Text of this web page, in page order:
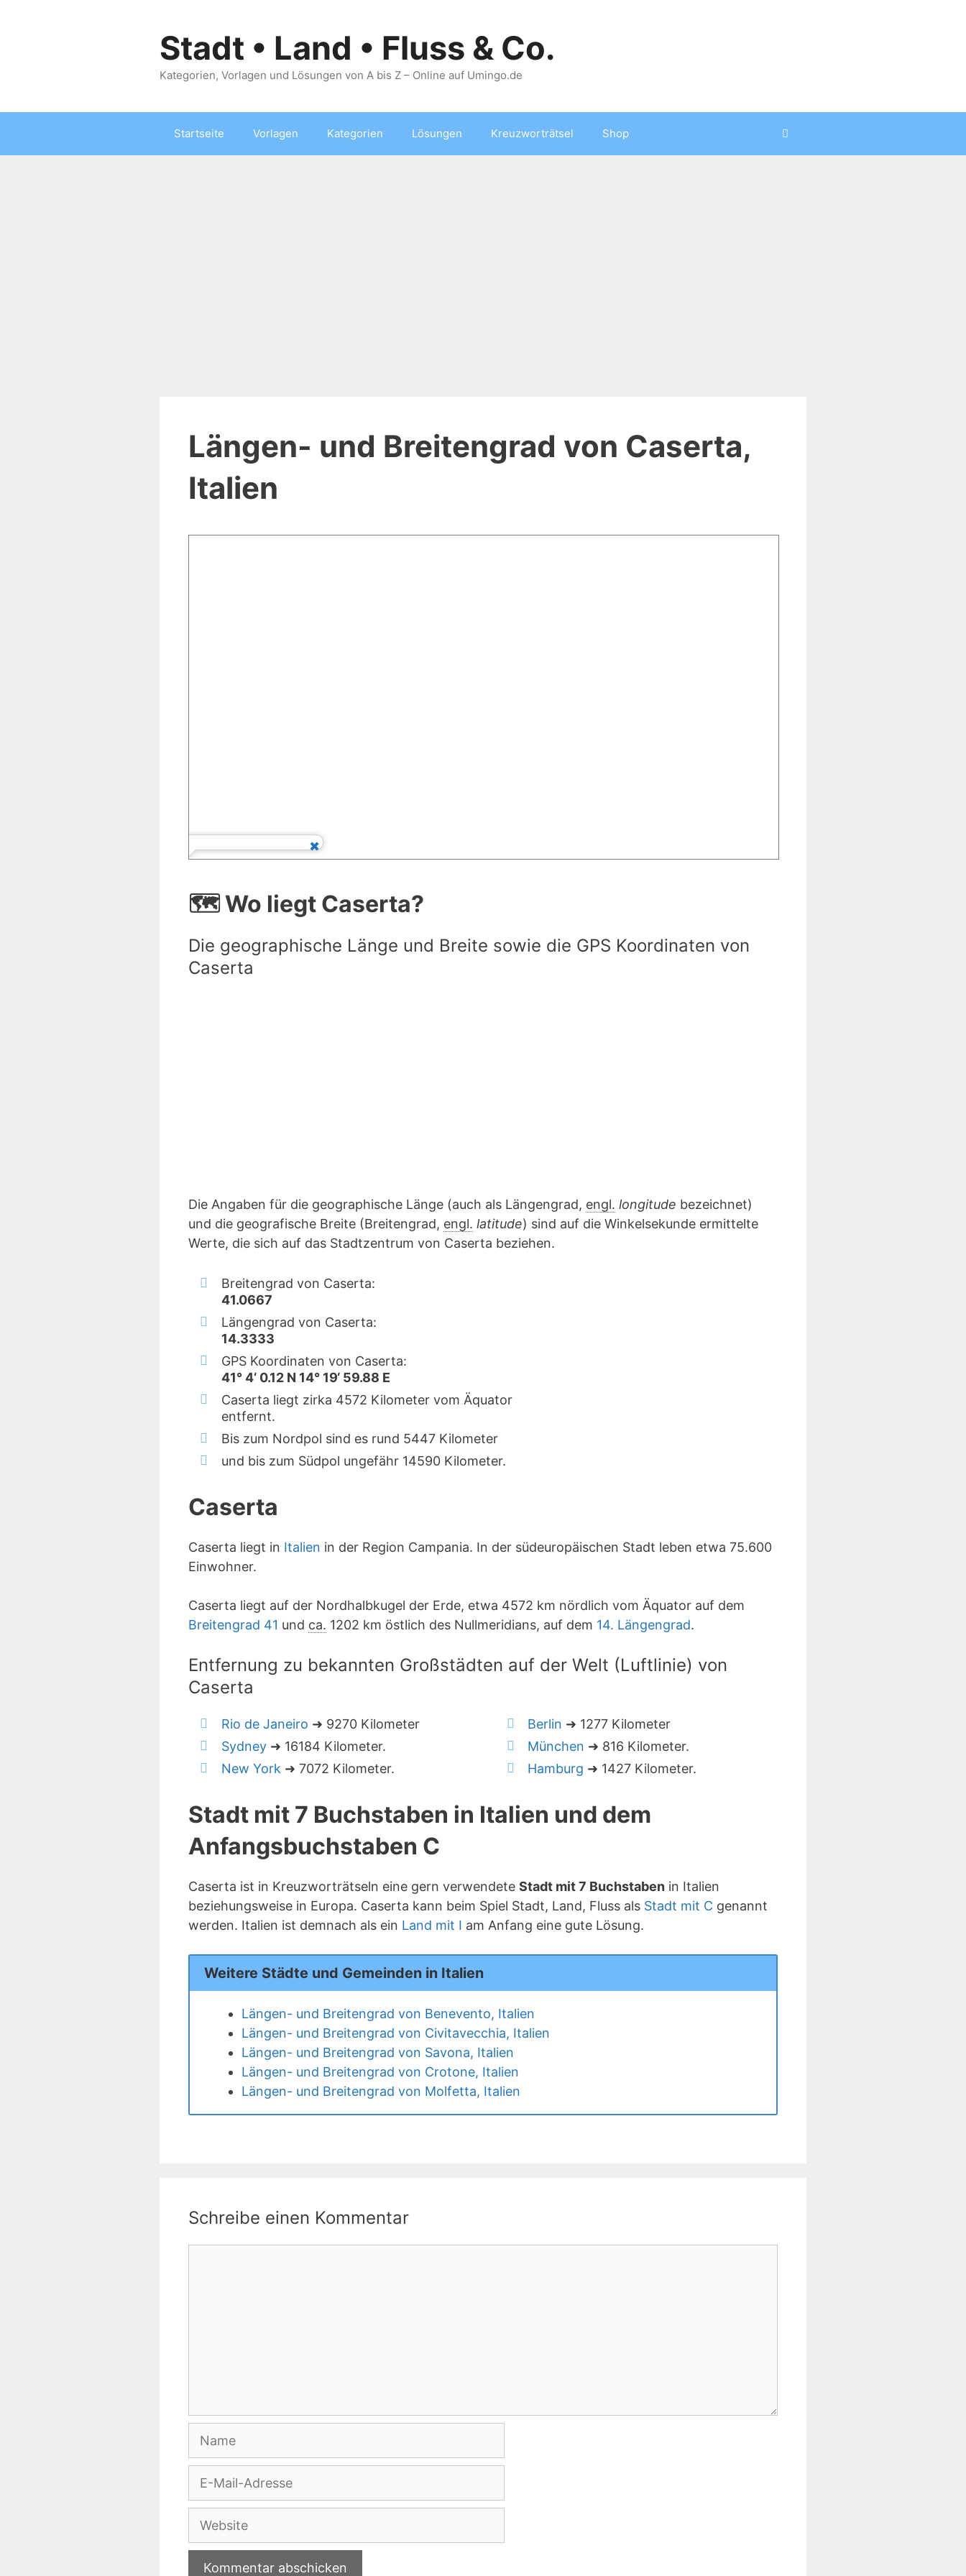
Stadt • Land • Fluss & Co.
Kategorien, Vorlagen und Lösungen von A bis Z – Online auf Umingo.de
Startseite Vorlagen Kategorien Lösungen Kreuzworträtsel Shop
Längen- und Breitengrad von Caserta,
Italien
🗺️ Wo liegt Caserta?
Die geographische Länge und Breite sowie die GPS Koordinaten von
Caserta
Die Angaben für die geographische Länge (auch als Längengrad, engl. longitude bezeichnet)
und die geografische Breite (Breitengrad, engl. latitude) sind auf die Winkelsekunde ermittelte
Werte, die sich auf das Stadtzentrum von Caserta beziehen.
Breitengrad von Caserta:
41.0667
Längengrad von Caserta:
14.3333
GPS Koordinaten von Caserta:
41° 4‘ 0.12 N 14° 19‘ 59.88 E
Caserta liegt zirka 4572 Kilometer vom Äquator
entfernt.
Bis zum Nordpol sind es rund 5447 Kilometer
und bis zum Südpol ungefähr 14590 Kilometer.
Caserta
Caserta liegt in Italien in der Region Campania. In der südeuropäischen Stadt leben etwa 75.600
Einwohner.
Caserta liegt auf der Nordhalbkugel der Erde, etwa 4572 km nördlich vom Äquator auf dem
Breitengrad 41 und ca. 1202 km östlich des Nullmeridians, auf dem 14. Längengrad.
Entfernung zu bekannten Großstädten auf der Welt (Luftlinie) von
Caserta
Rio de Janeiro ➜ 9270 Kilometer
Sydney ➜ 16184 Kilometer.
New York ➜ 7072 Kilometer.
Berlin ➜ 1277 Kilometer
München ➜ 816 Kilometer.
Hamburg ➜ 1427 Kilometer.
Stadt mit 7 Buchstaben in Italien und dem
Anfangsbuchstaben C
Caserta ist in Kreuzworträtseln eine gern verwendete Stadt mit 7 Buchstaben in Italien
beziehungsweise in Europa. Caserta kann beim Spiel Stadt, Land, Fluss als Stadt mit C genannt
werden. Italien ist demnach als ein Land mit I am Anfang eine gute Lösung.
Weitere Städte und Gemeinden in Italien
Längen- und Breitengrad von Benevento, Italien
Längen- und Breitengrad von Civitavecchia, Italien
Längen- und Breitengrad von Savona, Italien
Längen- und Breitengrad von Crotone, Italien
Längen- und Breitengrad von Molfetta, Italien
Schreibe einen Kommentar
Adresse
Website